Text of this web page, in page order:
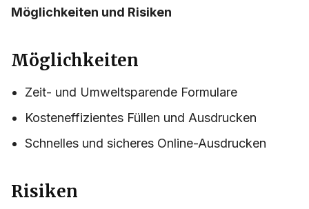
Möglichkeiten und Risiken
Möglichkeiten
Zeit- und Umweltsparende Formulare
Kosteneffizientes Füllen und Ausdrucken
Schnelles und sicheres Online-Ausdrucken
Risiken